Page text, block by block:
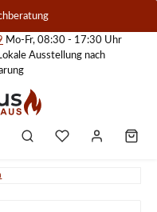
Mo-Fr, 08:30 - 17:30 Uhr
Ausstellung nach